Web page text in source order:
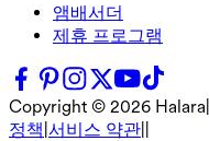
앰배서더
제휴 프로그램
Copyright © 2026 Halara
정책 서비스 약관